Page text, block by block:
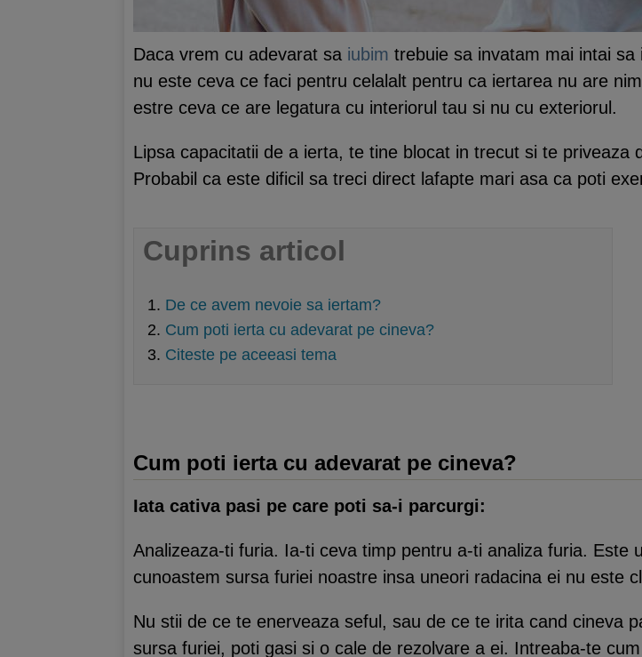
Daca vrem cu adevarat sa iubim trebuie sa invatam mai intai
nu este ceva ce faci pentru celalalt pentru ca iertarea nu are
estre ceva ce are legatura cu interiorul tau si nu cu exteriorul.
Lipsa capacitatii de a ierta, te tine blocat in trecut si te
Probabil ca este dificil sa treci direct lafapte mari asa ca poti
Cuprins articol
De ce avem nevoie sa iertam?
Cum poti ierta cu adevarat pe cineva?
Citeste pe aceeasi tema
Cum poti ierta cu adevarat pe cineva?
Iata cativa pasi pe care poti sa-i parcurgi:
Analizeaza-ti furia. Ia-ti ceva timp pentru a-ti analiza furia. Este
cunoastem sursa furiei noastre insa uneori radacina ei nu este
Nu stii de ce te enerveaza seful, sau de ce te irita cand cineva
sursa furiei, poti gasi si o cale de rezolvare a ei. Intreaba-te